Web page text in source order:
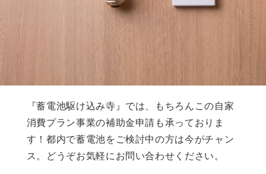
『蓄電池駆け込み寺』では、もちろんこの自家
消費プラン事業の補助金申請も承っておりま
す！都内で蓄電池をご検討中の方は今がチャン
ス。どうぞお気軽にお問い合わせください。